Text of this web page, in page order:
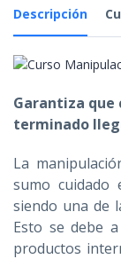
Descripción
Garantiza
terminado
La
sumo cuidado
siendo una de
Esto se debe
productos